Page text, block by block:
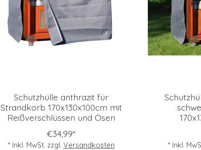
Schutzhülle anthrazit für
Strandkorb 170x130x100cm mit
Reißverschlüssen und Ösen
€34,99*
* Inkl. MwSt. zzgl. Versandkosten * Inkl.